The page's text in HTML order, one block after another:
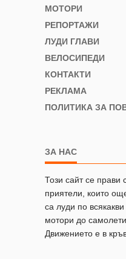
МОТОРИ
РЕПОРТАЖИ
ЛУДИ ГЛАВИ
ВЕЛОСИПЕДИ
КОНТАКТИ
РЕКЛАМА
ПОЛИТИКА ЗА
ЗА НАС
Този сайт се прави
приятели, които
са луди по
мотори до
Движението е в